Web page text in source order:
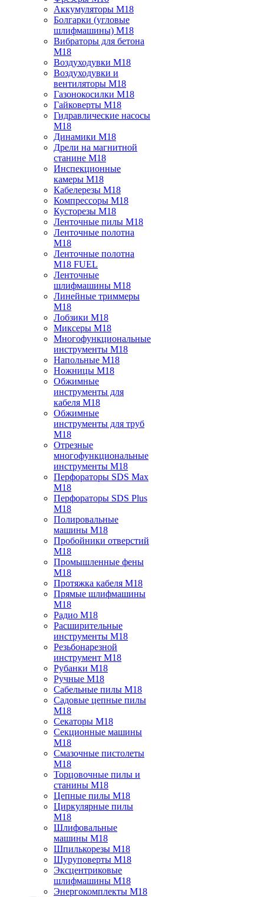
Аккумуляторы M18
Болгарки (угловые
шлифмашины) M18
Вибраторы для бетона
M18
Воздуходувки M18
Воздуходувки и
вентиляторы M18
Газонокосилки M18
Гайковерты M18
Гидравлические насосы
M18
Динамики M18
Дрели на магнитной
станине M18
Инспекционные
камеры M18
Кабелерезы M18
Компрессоры M18
Кусторезы M18
Ленточные пилы M18
Ленточные полотна
M18
Ленточные полотна
M18 FUEL
Ленточные
шлифмашины M18
Линейные триммеры
M18
Лобзики M18
Миксеры M18
Многофункциональные
инструменты M18
Напольные M18
Ножницы M18
Обжимные
инструменты для
кабеля M18
Обжимные
инструменты для труб
M18
Отрезные
многофункциональные
инструменты M18
Перфораторы SDS Max
M18
Перфораторы SDS Plus
M18
Полировальные
машины M18
Пробойники отверстий
M18
Промышленные фены
M18
Протяжка кабеля M18
Прямые шлифмашины
M18
Радио M18
Расширительные
инструменты M18
Резьбонарезной
инструмент M18
Рубанки M18
Ручные M18
Сабельные пилы M18
Садовые цепные пилы
M18
Секаторы M18
Секционные машины
M18
Смазочные пистолеты
M18
Торцовочные пилы и
станины M18
Цепные пилы M18
Циркулярные пилы
M18
Шлифовальные
машины M18
Шпилькорезы M18
Шуруповерты M18
Эксцентриковые
шлифмашины M18
Энергокомплекты M18